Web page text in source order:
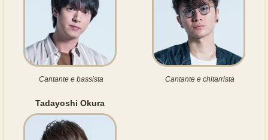
Cantante e bassista Cantante e chitarrista
Tadayoshi Okura